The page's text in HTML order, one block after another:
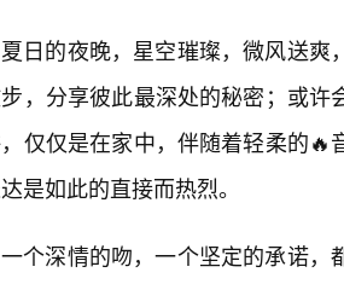
夏日的夜晚，星空璀璨，微风送
，分享彼此最深处的秘密；或
仅仅是在家中，伴随着轻柔的
是如此的直接而热烈。
一个深情的吻，一个坚定的承诺，